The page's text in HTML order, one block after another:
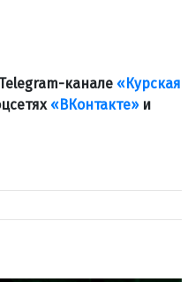
канале «Курская
«ВКонтакте»и